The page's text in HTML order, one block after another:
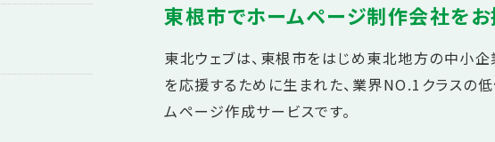
東根市でホームページ制作会社を
東北ウェブは、東根市をはじめ東北地方の中小
を応援するために生まれた、業界NO.1クラスの
ムページ作成サービスです。